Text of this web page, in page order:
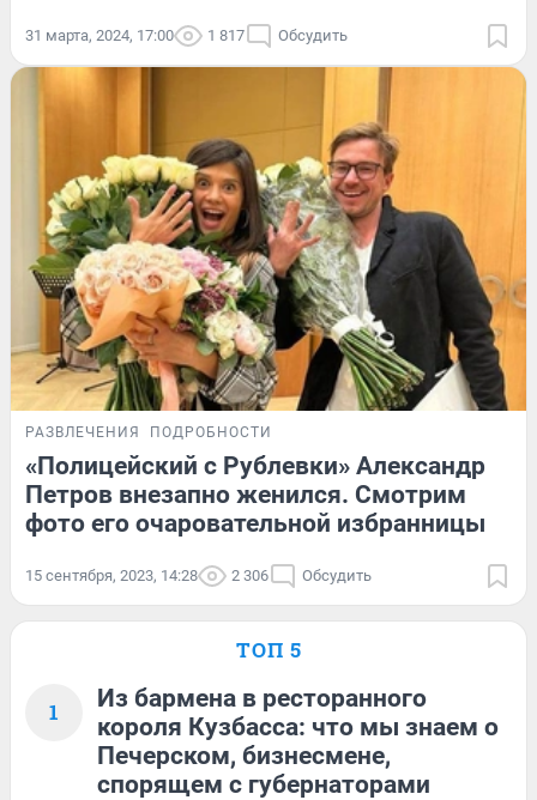
31 марта, 2024, 17:00 1 817 Обсудить
РАЗВЛЕЧЕНИЯ ПОДРОБНОСТИ
«Полицейский с Рублевки» Александр
Петров внезапно женился. Смотрим
фото его очаровательной избранницы
15 сентября, 2023, 14:28 2 306 Обсудить
ТОП 5
1
Из бармена в ресторанного
короля Кузбасса: что мы знаем о
Печерском, бизнесмене,
спорящем с губернаторами